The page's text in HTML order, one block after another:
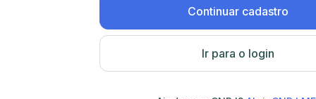
Continuar cadastro
Ir para o login